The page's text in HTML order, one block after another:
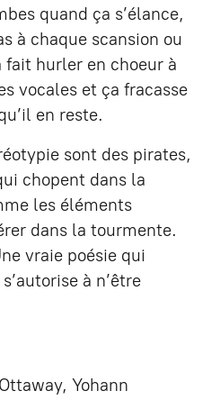
quand ça s’élance,
à chaque scansion ou
hurler en choeur à
vocales et ça fracasse
en reste.
sont des pirates,
chopent dans la
les éléments
dans la tourmente.
vraie poésie qui
à n’être
Yohann